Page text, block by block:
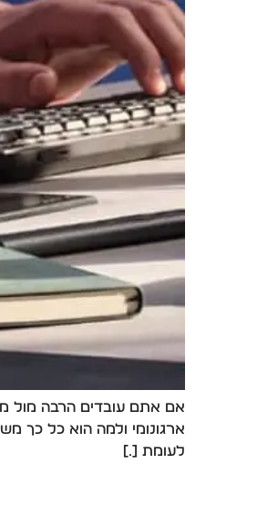
אם אתם עובדים הרבה מול
ארגונומי ולמה הוא כל כך
לעומת […]